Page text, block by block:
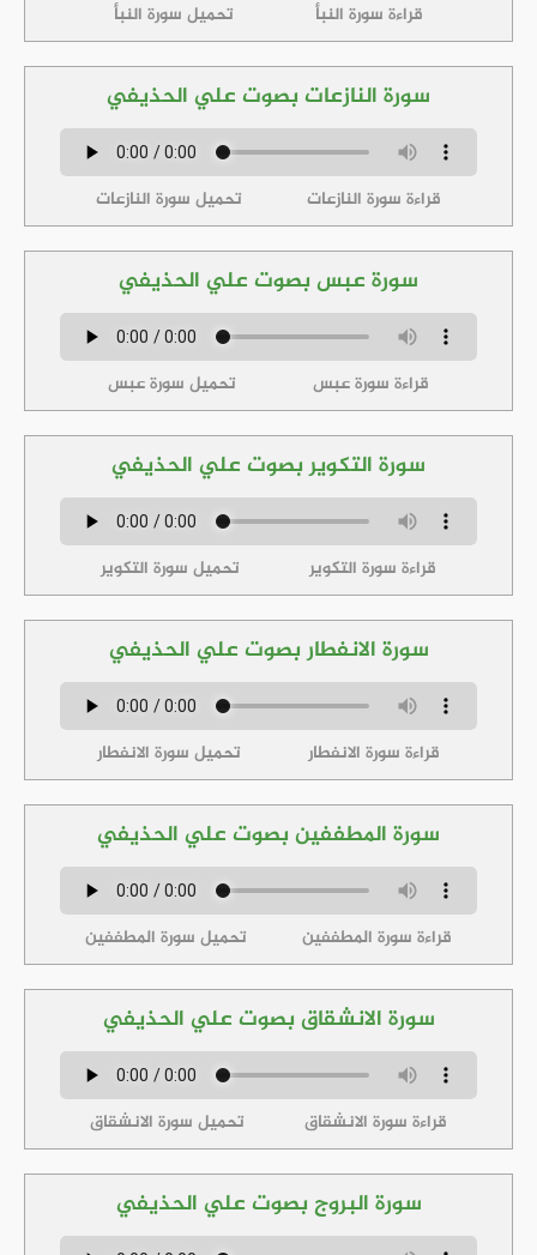
قراءة سورة النبأ تحميل سورة النبأ
سورة النازعات بصوت علي الحذيفي
قراءة سورة النازعات تحميل سورة النازعات
سورة عبس بصوت علي الحذيفي
قراءة سورة عبس تحميل سورة عبس
سورة التكوير بصوت علي الحذيفي
قراءة سورة التكوير تحميل سورة التكوير
سورة الانفطار بصوت علي الحذيفي
قراءة سورة الانفطار تحميل سورة الانفطار
سورة المطففين بصوت علي الحذيفي
قراءة سورة المطففين تحميل سورة المطففين
سورة الانشقاق بصوت علي الحذيفي
قراءة سورة الانشقاق تحميل سورة الانشقاق
سورة البروج بصوت علي الحذيفي